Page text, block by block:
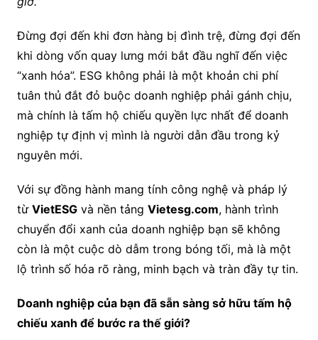
Đừng đợi đến khi đơn hàng bị đình trệ, đừng đợi đến
khi dòng vốn quay lưng mới bắt đầu nghĩ đến việc
“xanh hóa”. ESG không phải là một khoản chi phí
tuân thủ đắt đỏ buộc doanh nghiệp phải gánh chịu,
mà chính là tấm hộ chiếu quyền lực nhất để doanh
nghiệp tự định vị mình là người dẫn đầu trong kỷ
nguyên mới.
Với sự đồng hành mang tính công nghệ và pháp lý
từ VietESGvà nền tảng Vietesg.com, hành trình
chuyển đổi xanh của doanh nghiệp bạn sẽ không
còn là một cuộc dò dẫm trong bóng tối, mà là một
lộ trình số hóa rõ ràng, minh bạch và tràn đầy tự tin.
Doanh nghiệp của bạn đã sẵn sàng sở hữu tấm hộ
chiếu xanh để bước ra thế giới?